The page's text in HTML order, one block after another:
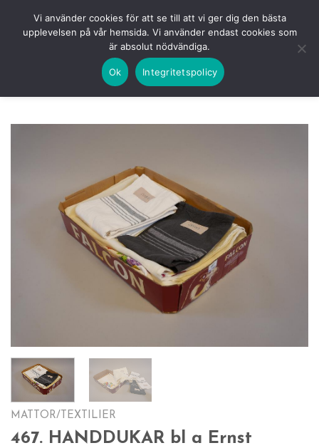
KOMMANDE LOGGA IN
MATTOR/TEXTILIER
467. HANDDUKAR bl a Ernst
Vi använder cookies för att se till att vi ger dig den bästa
upplevelsen på vår hemsida. Vi använder endast cookies som
är absolut nödvändiga.
Ok Integritetspolicy